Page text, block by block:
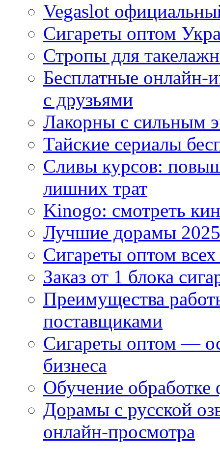
Vegaslot
Сигареты оптом
Стропы для
Бесплатные
с друзьями
Лакорны с сильным
Тайские сериалы
Сливы курсов:
лишних трат
Kinogo: смотреть
Лучшие дорамы
Сигареты оптом
Заказ от 1 блока
Преимущества
поставщиками
Сигареты оптом —
бизнеса
Обучение
Дорамы с русской
онлайн-просмотра